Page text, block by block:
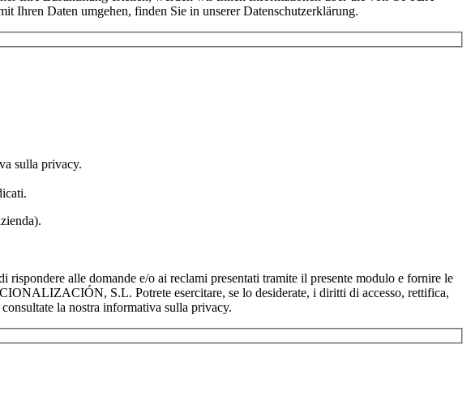
Daten umgehen, finden Sie in unserer Datenschutzerklärung.
sulla privacy.
alle domande e/o ai reclami presentati tramite il presente modulo e fornire le
S.L. Potrete esercitare, se lo desiderate, i diritti di accesso, rettifica,
la nostra informativa sulla privacy.